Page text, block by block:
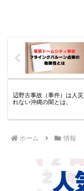
辺野古事故（事件）は人
れない沖縄の闇とは。
ホーム 情報